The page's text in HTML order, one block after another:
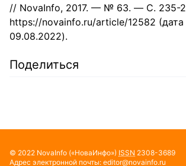
// NovaInfo, 2017. — № 63. — С. 235-
https://novainfo.ru/article/12582
09.08.2022).
Поделиться
© 2022 NovaInfo («НоваИнфо») ISSN 2308-3689
Адрес электронной почты: editor@novainfo.ru